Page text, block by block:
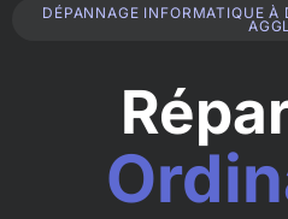
DÉPANNAGE INFORMATIQUE